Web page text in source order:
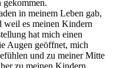
gekommen.
in meinem Leben gab,
weil es meinen Kindern
hat mich einen
Augen geöffnet, mich
und zu meiner Mitte
zu meinen Kindern